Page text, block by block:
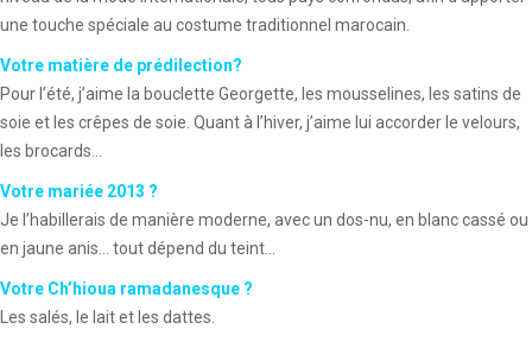
une touche spéciale au costume traditionnel marocain.
Votre matière de prédilection?
Pour l’été, j’aime la bouclette Georgette, les mousselines, les satins de
soie et les crêpes de soie. Quant à l’hiver, j’aime lui accorder le velours,
les brocards…
Votre mariée 2013 ?
Je l’habillerais de manière moderne, avec un dos-nu, en blanc cassé ou
en jaune anis… tout dépend du teint…
Votre Ch’hioua ramadanesque ?
Les salés, le lait et les dattes.